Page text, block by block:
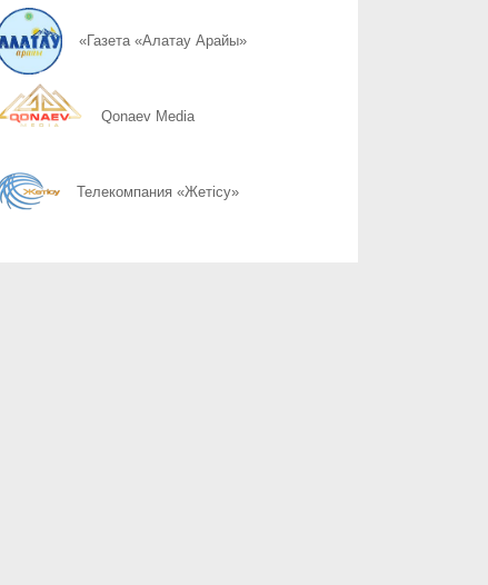
07.08 Фундамент зримых перемен
«Газета «Алатау Арайы»
Qonaev Media
Телекомпания «Жетісу»